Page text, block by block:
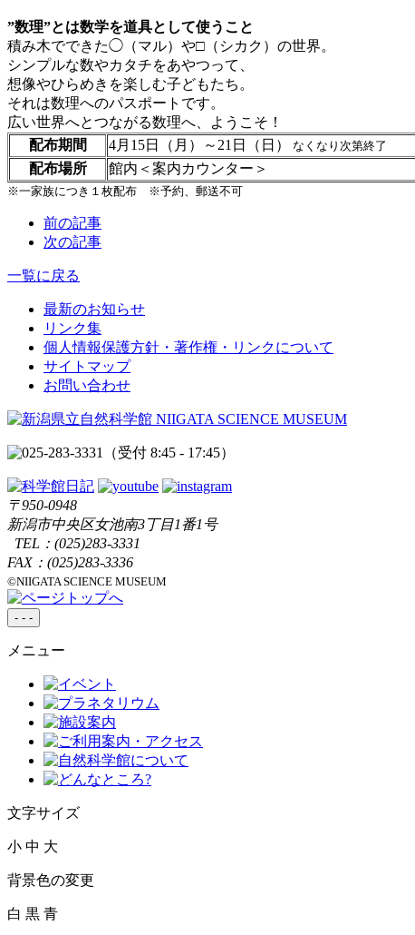
”数理”とは数学を道具として使うこと
積み木でできた◯（マル）や□（シカク）の世界。
シンプルな数やカタチをあやつって、
想像やひらめきを楽しむ子どもたち。
それは数理へのパスポートです。
広い世界へとつながる数理へ、ようこそ！
配布期間
4月15日（月）～21日（日） なくなり次第終了
配布場所 館内＜案内カウンター＞
※一家族につき１枚配布 ※予約、郵送不可
前の記事
次の記事
一覧に戻る
最新のお知らせ
リンク集
個人情報保護方針・著作権・リンクについて
サイトマップ
お問い合わせ
（受付 8:45 - 17:45）
〒950-0948
新潟市中央区女池南3丁目1番1号
TEL： (025)283-3331
FAX：(025)283-3336
©NIIGATA SCIENCE MUSEUM
- - -
メニュー
文字サイズ
小 中 大
背景色の変更
白 黒 青